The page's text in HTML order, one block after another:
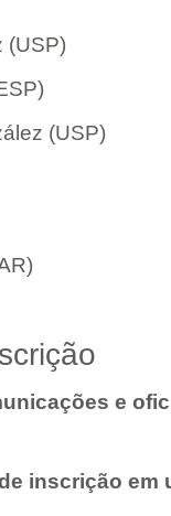
(USP)
(USP)
e
inscrição